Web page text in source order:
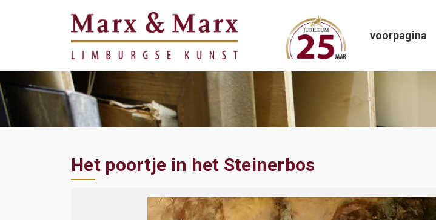
voorpagina
Het poortje in het Steinerbos